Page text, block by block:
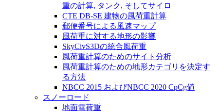
重の計算, タンク, そしてサイロ
CTE DB-SE 建物の風荷重計算
郵便番号による風速マップ
風荷重に対する地形の影響
SkyCivS3Dの統合風荷重
風荷重計算のためのサイト分析
風荷重計算のための地形カテゴリを決定す
る方法
NBCC 2015 およびNBCC 2020 CpCg値
スノーロード
地面雪荷重